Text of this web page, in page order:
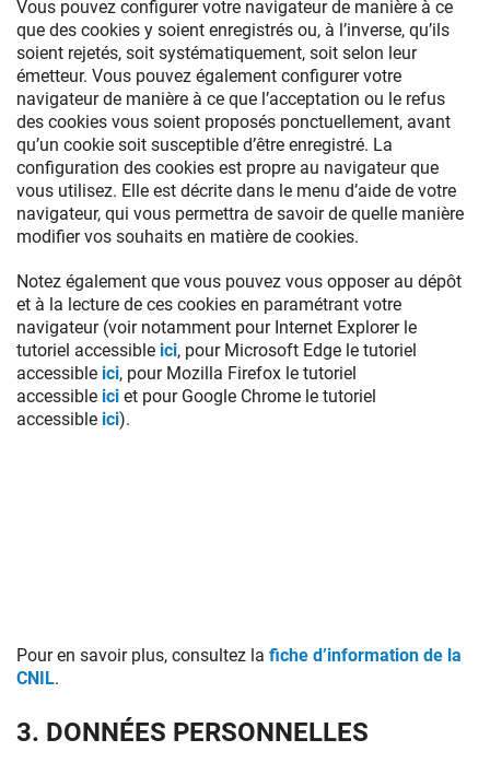
Vous pouvez configurer votre navigateur de manière à ce
que des cookies y soient enregistrés ou, à l’inverse, qu’ils
soient rejetés, soit systématiquement, soit selon leur
émetteur. Vous pouvez également configurer votre
navigateur de manière à ce que l’acceptation ou le refus
des cookies vous soient proposés ponctuellement, avant
qu’un cookie soit susceptible d’être enregistré. La
configuration des cookies est propre au navigateur que
vous utilisez. Elle est décrite dans le menu d’aide de votre
navigateur, qui vous permettra de savoir de quelle manière
modifier vos souhaits en matière de cookies.
Notez également que vous pouvez vous opposer au dépôt
et à la lecture de ces cookies en paramétrant votre
navigateur (voir notamment pour Internet Explorer le
tutoriel accessible ici, pour Microsoft Edge le tutoriel
accessible ici, pour Mozilla Firefox le tutoriel
accessible ici et pour Google Chrome le tutoriel
accessible ici).
Pour en savoir plus, consultez la fiche d’information de la
CNIL.
3. DONNÉES PERSONNELLES